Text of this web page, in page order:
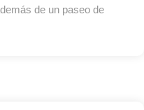
de un paseo de